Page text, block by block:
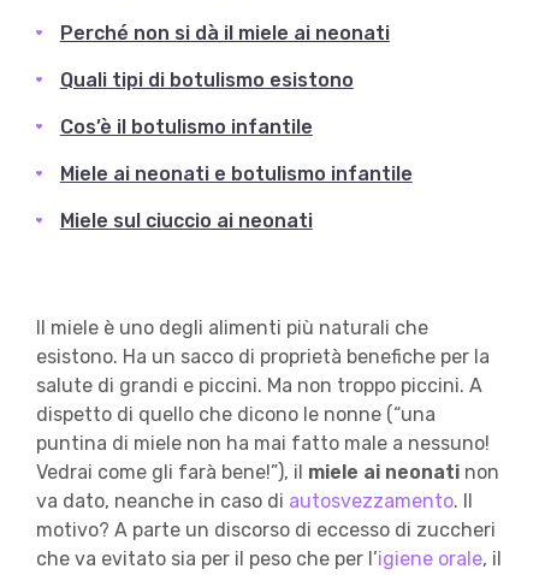
Perché non si dà il miele ai neonati
Quali tipi di botulismo esistono
Cos’è il botulismo infantile
Miele ai neonati e botulismo infantile
Miele sul ciuccio ai neonati
Il miele è uno degli alimenti più naturali che
esistono. Ha un sacco di proprietà benefiche per la
salute di grandi e piccini. Ma non troppo piccini. A
dispetto di quello che dicono le nonne (“una
puntina di miele non ha mai fatto male a nessuno!
Vedrai come gli farà bene!”), il miele ai neonati non
va dato, neanche in caso di autosvezzamento. Il
motivo? A parte un discorso di eccesso di zuccheri
che va evitato sia per il peso che per l’igiene orale, il